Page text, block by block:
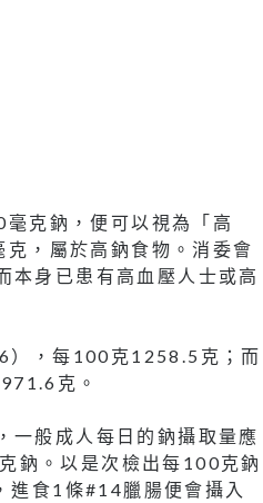
克鈉，便可以視為「高
，屬於高鈉食物。消委會
本身已患有高血壓人士或高
），每100克1258.5克；而
克。
一般成人每日的鈉攝取量應
鈉。以是次檢出每100克鈉
進食1條#14臘腸便會攝入